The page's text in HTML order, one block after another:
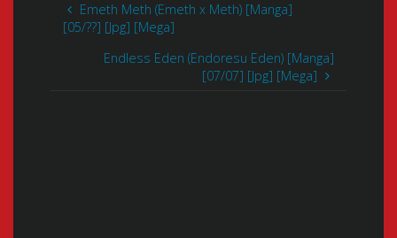
Emeth Meth (Emeth x Meth) [Manga]
[05/??] [Jpg] [Mega]
Endless Eden (Endoresu Eden) [Manga]
[07/07] [Jpg] [Mega]